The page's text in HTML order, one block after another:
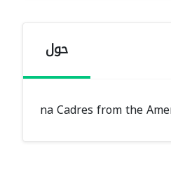
حول
na Cadres from the